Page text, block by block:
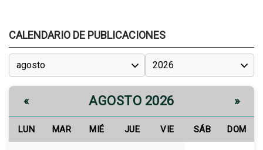
CALENDARIO DE PUBLICACIONES
« AGOSTO 2026 »
LUN MAR MIÉ JUE VIE SÁB DOM